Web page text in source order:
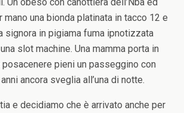
una bionda platinata in tacco 12 e
signora in pigiama fuma ipnotizzata
slot machine. Una mamma porta in
pieni un passeggino con
ancora sveglia all’una di notte.
e decidiamo che è arrivato anche per